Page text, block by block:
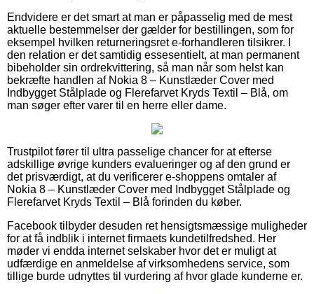
Endvidere er det smart at man er påpasselig med de mest
aktuelle bestemmelser der gælder for bestillingen, som for
eksempel hvilken returneringsret e-forhandleren tilsikrer. I
den relation er det samtidig essesentielt, at man permanent
bibeholder sin ordrekvittering, så man når som helst kan
bekræfte handlen af Nokia 8 – Kunstlæder Cover med
Indbygget Stålplade og Flerefarvet Kryds Textil – Blå, om
man søger efter varer til en herre eller dame.
Trustpilot fører til ultra passelige chancer for at efterse
adskillige øvrige kunders evalueringer og af den grund er
det prisværdigt, at du verificerer e-shoppens omtaler af
Nokia 8 – Kunstlæder Cover med Indbygget Stålplade og
Flerefarvet Kryds Textil – Blå forinden du køber.
Facebook tilbyder desuden ret hensigtsmæssige muligheder
for at få indblik i internet firmaets kundetilfredshed. Her
møder vi endda internet selskaber hvor det er muligt at
udfærdige en anmeldelse af virksomhedens service, som
tillige burde udnyttes til vurdering af hvor glade kunderne er.